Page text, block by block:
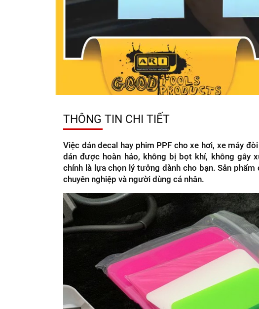
THÔNG TIN CHI TIẾT
Việc dán decal hay phim PPF cho xe hơi, xe máy
dán được hoàn hảo, không bị bọt khí, không gây
chính là lựa chọn lý tưởng dành cho bạn. Sản
chuyên nghiệp và người dùng cá nhân.